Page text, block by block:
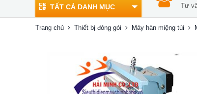
TẤT CẢ DANH MỤC Tư
Trang chủ Thiết bị đóng gói Máy hàn miệng túi